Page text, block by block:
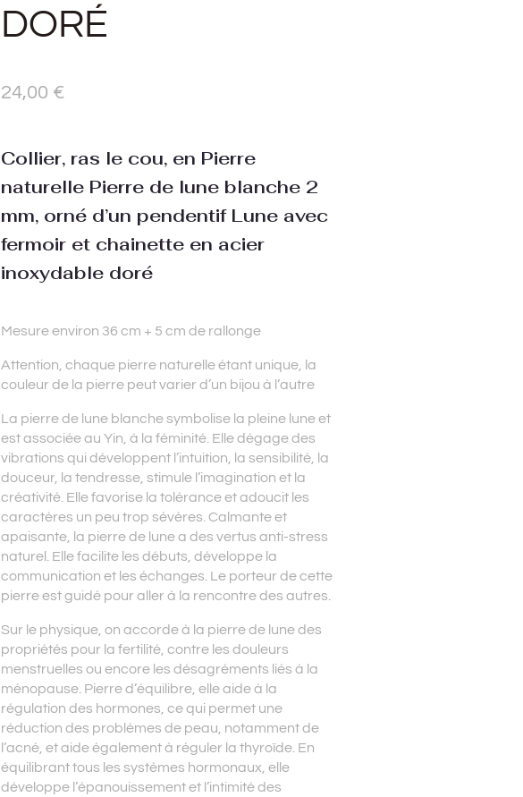
DORÉ
24,00 €
Collier, ras le cou, en Pierre
naturelle Pierre de lune blanche 2
mm, orné d’un pendentif Lune avec
fermoir et chainette en acier
inoxydable doré
Mesure environ 36 cm + 5 cm de rallonge
Attention, chaque pierre naturelle étant unique, la
couleur de la pierre peut varier d’un bijou à l’autre
La pierre de lune blanche symbolise la pleine lune et
est associée au Yin, à la féminité. Elle dégage des
vibrations qui développent l’intuition, la sensibilité, la
douceur, la tendresse, stimule l’imagination et la
créativité. Elle favorise la tolérance et adoucit les
caractères un peu trop sévères. Calmante et
apaisante, la pierre de lune a des vertus anti-stress
naturel. Elle facilite les débuts, développe la
communication et les échanges. Le porteur de cette
pierre est guidé pour aller à la rencontre des autres.
Sur le physique, on accorde à la pierre de lune des
propriétés pour la fertilité, contre les douleurs
menstruelles ou encore les désagréments liés à la
ménopause. Pierre d’équilibre, elle aide à la
régulation des hormones, ce qui permet une
réduction des problèmes de peau, notamment de
l’acné, et aide également à réguler la thyroïde. En
équilibrant tous les systèmes hormonaux, elle
développe l’épanouissement et l’intimité des